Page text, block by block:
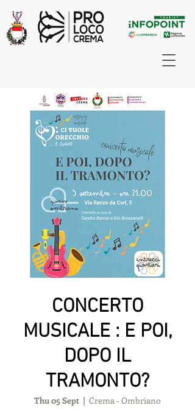
CONCERTO
MUSICALE : E POI,
DOPO IL
TRAMONTO?
Thu 05 Sept
  |
Crema - Ombriano